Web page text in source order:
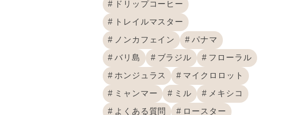
ドリップコーヒー
トレイルマスター
ノンカフェイン パナマ
バリ島 ブラジル フローラル
ホンジュラス マイクロロット
ミャンマー ミル メキシコ
よくある質問 ロースター